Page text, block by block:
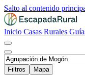
Salto al contenido
Inicio Casas Rurales
Filtros
Mapa